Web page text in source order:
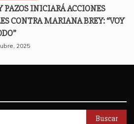
PAZOS INICIARÁ ACCIONES
CONTRA MARIANA BREY: “VOY
2025